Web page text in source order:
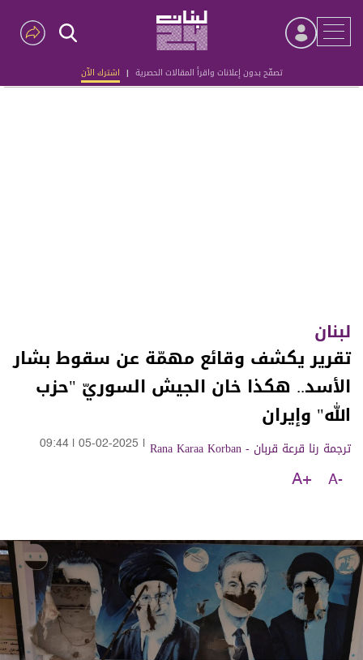
تصفّح بدون إعلانات واقرأ المقالات الحصرية | اشترك الآن
Advertisement
لبنان
تقرير يكشف وقائع مهمّة عن سقوط بشار
الأسد.. هكذا خان الجيش السوريّ "حزب
الله" وإيران
ترجمة رنا قرعة قربان - Rana Karaa Korban 05-02-2025
09:44
A-
A+